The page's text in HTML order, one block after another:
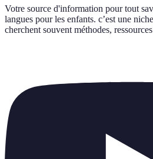
Votre source d'information pour tout
langues pour les enfants. c’est une
cherchent souvent méthodes,